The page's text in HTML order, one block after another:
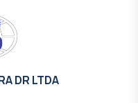
DR LTDA